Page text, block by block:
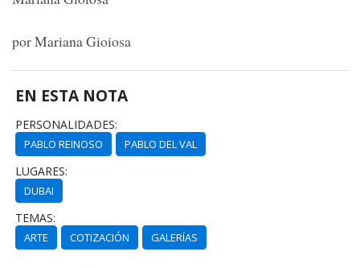
por Mariana Gioiosa
EN ESTA NOTA
PERSONALIDADES:
PABLO REINOSO PABLO DEL VAL
LUGARES:
DUBAI
TEMAS:
ARTE COTIZACIÓN GALERÍAS